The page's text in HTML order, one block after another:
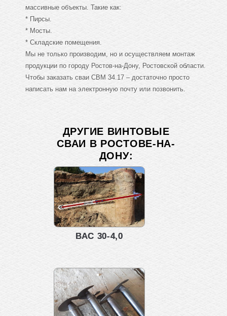
массивные объекты. Такие как:
* Пирсы.
* Мосты.
* Складские помещения.
Мы не только производим, но и осуществляем монтаж
продукции по городу Ростов-на-Дону, Ростовской области.
Чтобы заказать сваи СВМ 34.17 – достаточно просто
написать нам на электронную почту или позвонить.
ДРУГИЕ ВИНТОВЫЕ
СВАИ В РОСТОВЕ-НА-
ДОНУ:
ВАС 30-4,0